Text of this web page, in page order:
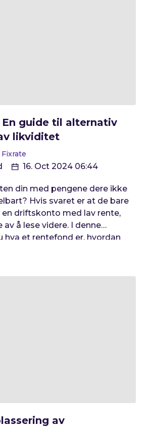
guide til alternativ
likviditet
16. Oct 2024 06:44
din med pengene dere ikke
Hvis svaret er at de bare
en driftskonto med lav rente,
av å lese videre. I denne
hva et rentefond er, hvordan
typer rentefond som finnes,
kan spille i en virksomhets
av